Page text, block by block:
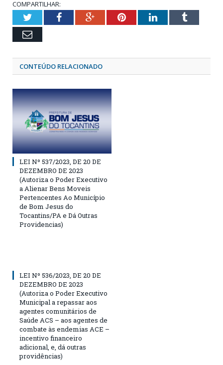
COMPARTILHAR:
TwitterFacebookGoogle+PinterestLinkedInTumblr
Email
CONTEÚDO RELACIONADO
LEI Nº 537/2023, DE 20 DE
DEZEMBRO DE 2023
(Autoriza o Poder Executivo
a Alienar Bens Moveis
Pertencentes Ao Município
de Bom Jesus do
Tocantins/PA e Dá Outras
Providencias)
LEI Nº 536/2023, DE 20 DE
DEZEMBRO DE 2023
(Autoriza o Poder Executivo
Municipal a repassar aos
agentes comunitários de
Saúde ACS – aos agentes de
combate às endemias ACE –
incentivo financeiro
adicional, e, dá outras
providências)